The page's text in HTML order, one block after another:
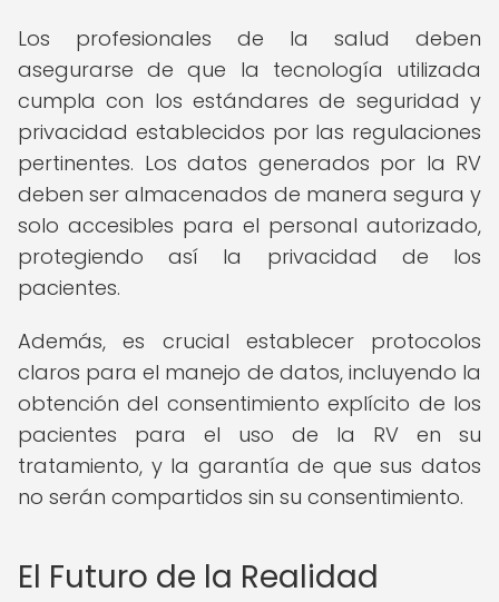
Los profesionales de la salud deben
asegurarse de que la tecnología utilizada
cumpla con los estándares de seguridad y
privacidad establecidos por las regulaciones
pertinentes. Los datos generados por la RV
deben ser almacenados de manera segura y
solo accesibles para el personal autorizado,
protegiendo así la privacidad de los
pacientes.
Además, es crucial establecer protocolos
claros para el manejo de datos, incluyendo la
obtención del consentimiento explícito de los
pacientes para el uso de la RV en su
tratamiento, y la garantía de que sus datos
no serán compartidos sin su consentimiento.
El Futuro de la Realidad